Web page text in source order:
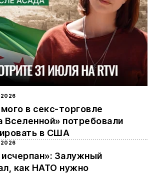
в секс-торговле
Вселенной» потребовали
в США
Залужный
как НАТО нужно